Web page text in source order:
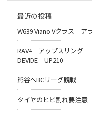
最近の投稿
W639 Viano Vクラス ア
RAV4 アップスリン
DEVIDE UP210
熊谷へBCリーグ観戦
タイヤのヒビ割れ要注意